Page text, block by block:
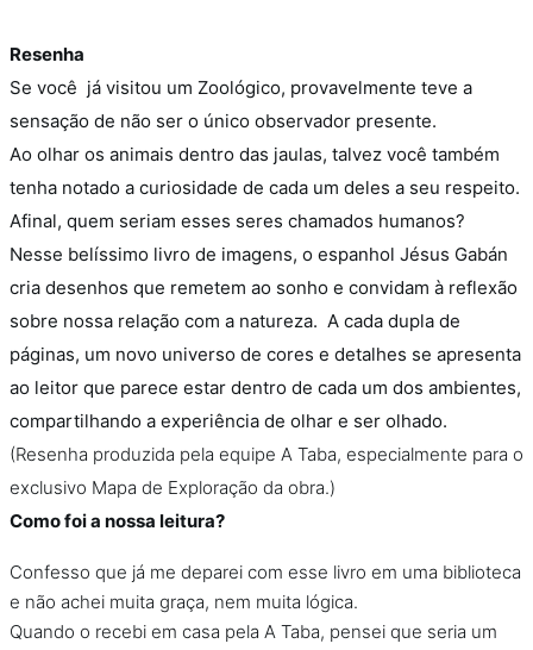
Resenha
Se você já visitou um Zoológico, provavelmente teve a
sensação de não ser o único observador presente.
Ao olhar os animais dentro das jaulas, talvez você também
tenha notado a curiosidade de cada um deles a seu respeito.
Afinal, quem seriam esses seres chamados humanos?
Nesse belíssimo livro de imagens, o espanhol Jésus Gabán
cria desenhos que remetem ao sonho e convidam à reflexão
sobre nossa relação com a natureza. A cada dupla de
páginas, um novo universo de cores e detalhes se apresenta
ao leitor que parece estar dentro de cada um dos ambientes,
compartilhando a experiência de olhar e ser olhado.
(Resenha produzida pela equipe A Taba, especialmente para o
exclusivo Mapa de Exploração da obra.)
Como foi a nossa leitura?
Confesso que já me deparei com esse livro em uma biblioteca
e não achei muita graça, nem muita lógica.
Quando o recebi em casa pela A Taba, pensei que seria um